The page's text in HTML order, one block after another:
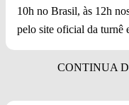
10h no Brasil, às 12h
pelo site oficial da turnê